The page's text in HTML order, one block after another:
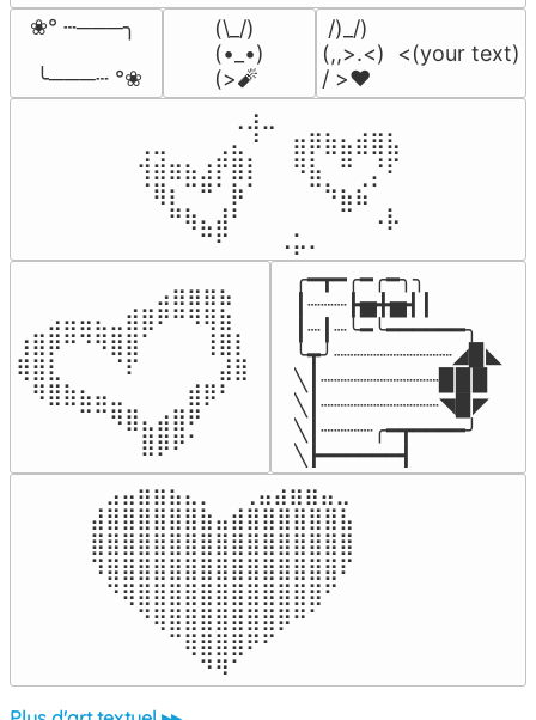
❀° ┄───╮
╰───┄ °❀
(\_/)
(•_•)
(>🧨
/)_/)
(,,>.<)  <(your text)
/ >❤️
⠀⠀⠀⠀⠀⠀⢀⣰⣀⠀⠀⠀⠀⠀⠀⠀⠀
⢀⣀⠀⠀⠀⢀⣄⠘⠀⠀⣶⡿⣷⣦⣾⣿⣧
⢺⣾⣶⣦⣰⡟⣿⡇⠀⠀⠻⣧⠀⠛⠀⡘⠏
⠈⢿⡆⠉⠛⠁⡷⠁⠀⠀⠀⠉⠳⣦⣮⠁⠀
⠀⠀⠛⢷⣄⣼⠃⠀⠀⠀⠀⠀⠀⠉⠀⠠⡧
⠀⠀⠀⠀⠉⠋⠀⠀⠀⠠⡥⠄⠀⠀⠀⠀⠀
⠀⠀⠀⠀⠀⠀⠀⠀⠀⣠⣶⣶⣶⣦⠀⠀
⠀⠀⣠⣤⣤⣄⣀⣾⣿⠟⠛⠻⢿⣷⠀
⢰⣿⡿⠛⠙⠻⣿⣿⠁⠀⠀⠀⢸⣿⡇
⢿⣿⣇⠀⠀⠀⠈⠏⠀⠀⠀⠀⠀⣼⣿⠀
⠀⠻⣿⣷⣦⣤⣀⠀⠀⠀⠀⣾⡿⠃⠀
⠀⠀⠀⠀⠉⠉⠻⣿⣄⣴⣿⠟⠀⠀⠀
⠀⠀⠀⠀⠀⠀⠀⠀⣿⡿⠟⠁⠀⠀⠀⠀
╭━┳━╭━╭━╮╮
┃┈┈┈┣▅╋▅┫┃
┃┈┃┈╰━╰━━━━━━╮
╰┳╯┈┈┈┈┈┈┈┈┈◢▉◣
╲┃┈┈┈┈┈┈┈┈┈▉▉▉
╲┃┈┈┈┈┈┈┈┈┈◥▉◤
╲┃┈┈┈┈╭━┳━━━━╯
╲┣━━━━━━┫﻿
⠀⣠⣤⣶⣶⣦⣄⡀  ⠀⢀⣤⣴⣶⣶⣤⣀⠀
⣼⣿⣿⣿⣿⣿⣿⣷⣤⣾⣿⣿⣿⣿⣿⣿⣧
⣿⣿⣿⣿⣿⣿⣿⣿⣿⣿⣿⣿⣿⣿⣿⣿⣿
⠹⣿⣿⣿⣿⣿⣿⣿⣿⣿⣿⣿⣿⣿⣿⣿⠏
⠀⠙⢿⣿⣿⣿⣿⣿⣿⣿⣿⣿⣿⣿⣿⠋⠀
⠀⠀⠀⠙⢿⣿⣿⣿⣿⣿⣿⣿⡿⠛⠁⠀⠀
⠀⠀⠀⠀⠀⠉⢿⣿⣿⣿⠟⠋⠀⠀⠀⠀⠀
⠀⠀⠀⠀⠀⠀⠀⠙⠻⠁⠀⠀⠀⠀⠀⠀⠀⠀⠀⠀⠀⠀⠀